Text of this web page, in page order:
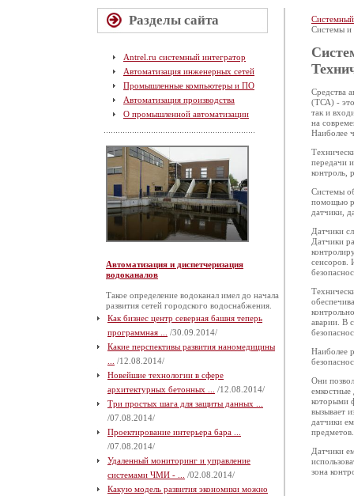
Разделы сайта
Antrel.ru системный интегратор
Автоматизация инженерных сетей
Промышленные компьютеры и ПО
Автоматизация производства
О промышленной автоматизации
Автоматизация и диспетчеризация
водоканалов
Такое определение водоканал имел до начала
развития сетей городского водоснабжения.
Как бизнес центр северная башня теперь
программная ...
/30.09.2014/
Какие перспективы развития наномедицины
/12.08.2014/
Новейшие технологии в сфере
архитектурных бетонных ...
/12.08.2014/
Три простых шага для защиты данных ...
/07.08.2014/
Проектирование интерьера бара ...
/07.08.2014/
Удаленный мониторинг и управление
системами ЧМИ - ...
/02.08.2014/
Какую модель развития экономики можно
Системы и
Средства
(ТСА) - это
так и
на
Наиболее
передачи
контроль,
Системы
помощью
датчики,
Датчики
Датчики
сенсоров.
аварии. В
Наиболее
Они
которыми
вызывает
датчики
предметов.
Датчики
зона